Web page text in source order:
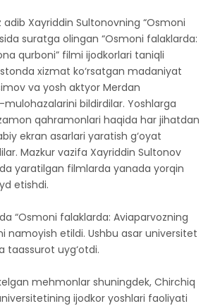
Xayriddin Sultonovning “Osmoni
suratga olingan “Osmoni falaklarda:
qurboni” filmi ijodkorlari taniqli
xizmat ko‘rsatgan madaniyat
va yosh aktyor Merdan
mulohazalarini bildirdilar. Yoshlarga
qahramonlari haqida har jihatdan
ekran asarlari yaratish g‘oyat
Mazkur vazifa Xayriddin Sultonov
yaratilgan filmlarda yanada yorqin
etishdi.
“Osmoni falaklarda: Aviaparvozning
namoyish etildi. Ushbu asar universitet
taassurot uyg‘otdi.
mehmonlar shuningdek, Chirchiq
ijodkor yoshlari faoliyati